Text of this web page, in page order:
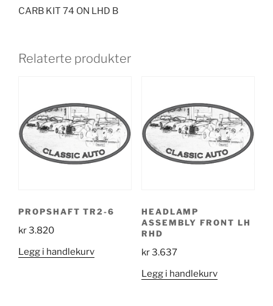
CARB KIT 74 ON LHD B
Relaterte produkter
PROPSHAFT TR2-6
kr3.820
Legg i handlekurv
HEADLAMP
ASSEMBLY FRONT LH
RHD
kr3.637
Legg i handlekurv